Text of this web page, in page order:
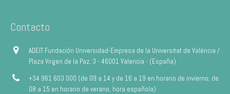
Contacto
ADEIT Fundación Universidad-Empresa de la Universitat de València /
Plaza Virgen de la Paz, 3 - 46001 Valencia - (España)
+34 961 603 000 (de 09 a 14 y de 16 a 19 en horario de invierno; de
08 a 15 en horario de verano, hora española)